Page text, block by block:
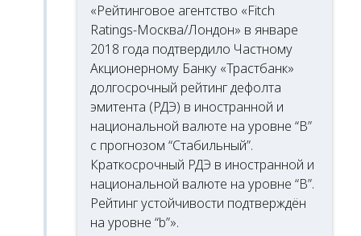
«Рейтинговое агентство «Fitch
Ratings-Москва/Лондон» в январе
2018 года подтвердило Частному
Акционерному Банку «Трастбанк»
долгосрочный рейтинг дефолта
эмитента (РДЭ) в иностранной и
национальной валюте на уровне “В”
с прогнозом “Стабильный”.
Краткосрочный РДЭ в иностранной и
национальной валюте на уровне “В”.
Рейтинг устойчивости подтверждён
на уровне “b”».